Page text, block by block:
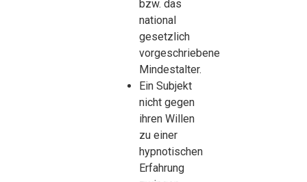
bzw. das
national
gesetzlich
vorgeschriebene
Mindestalter.
Ein Subjekt
nicht gegen
ihren Willen
zu einer
hypnotischen
Erfahrung